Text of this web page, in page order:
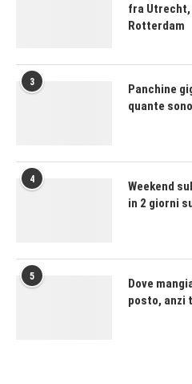
fra Utrecht,
Rotterdam
3
Panchine
quante
4
Weekend
in 2 giorni
5
Dove
posto, anzi